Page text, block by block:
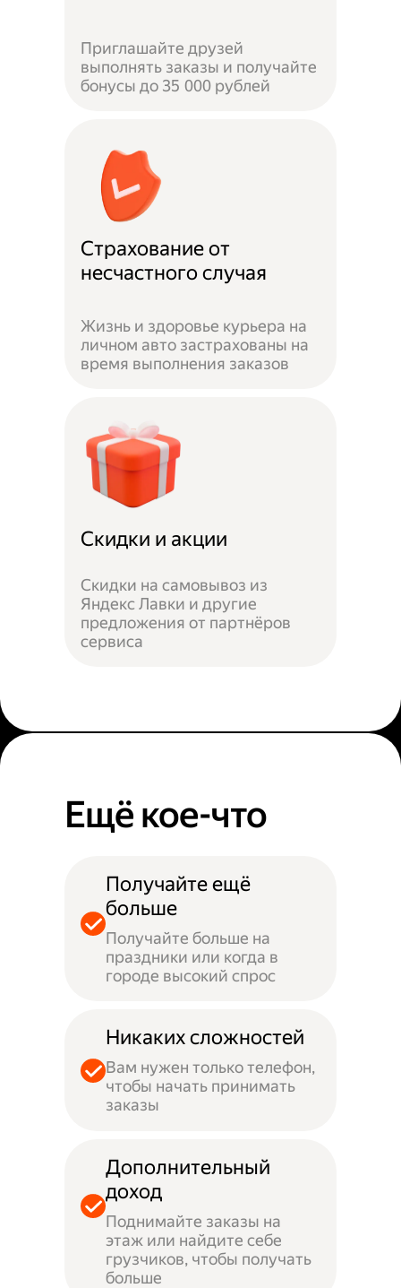
Приглашайте друзей
выполнять заказы и получайте
бонусы до 35 000 рублей
Страхование от
несчастного случая
Жизнь и здоровье курьера на
личном авто застрахованы на
время выполнения заказов
Скидки и акции
Скидки на самовывоз из
Яндекс Лавки и другие
предложения от партнёров
сервиса
Ещё кое-что
Получайте ещё
больше
Получайте больше на
праздники или когда в
городе высокий спрос
Никаких сложностей
Вам нужен только телефон,
чтобы начать принимать
заказы
Дополнительный
доход
Поднимайте заказы на
этаж или найдите себе
грузчиков, чтобы получать
больше